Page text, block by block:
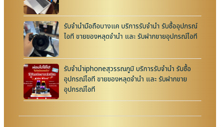
รับจำนำมือถือบางแค บริการรับจำนำ รับซื้ออุปกรณ์
ไอที ขายของหลุดจำนำ และ รับฝากขายอุปกรณ์ไอที
รับจำนำiphoneสุวรรณภูมิ บริการรับจำนำ รับซื้อ
อุปกรณ์ไอที ขายของหลุดจำนำ และ รับฝากขาย
อุปกรณ์ไอที